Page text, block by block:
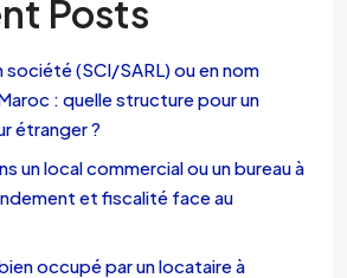
Posts
société (SCI/SARL) ou en nom
: quelle structure pour un
étranger ?
un local commercial ou un bureau à
et fiscalité face au
occupé par un locataire à